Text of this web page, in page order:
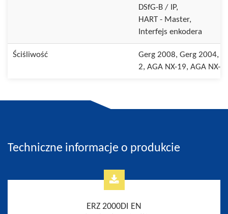
DSfG-B / IP,
HART - Master,
Interfejs enkodera
Ściśliwość
Gerg 2008, Gerg 2004,
2, AGA NX-19, AGA NX-
Techniczne informacje o produkcie
ERZ 2000DI EN